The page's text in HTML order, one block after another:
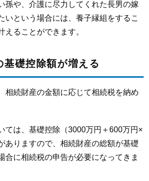
孫や、介護に尽力してくれた長男の嫁
いという場合には、養子縁組をするこ
えることができます。
礎控除額が増える
相続財産の金額に応じて相続税を納め
ては、基礎控除（3000万円＋600万円×
ありますので、相続財産の総額が基礎
合に相続税の申告が必要になってきま